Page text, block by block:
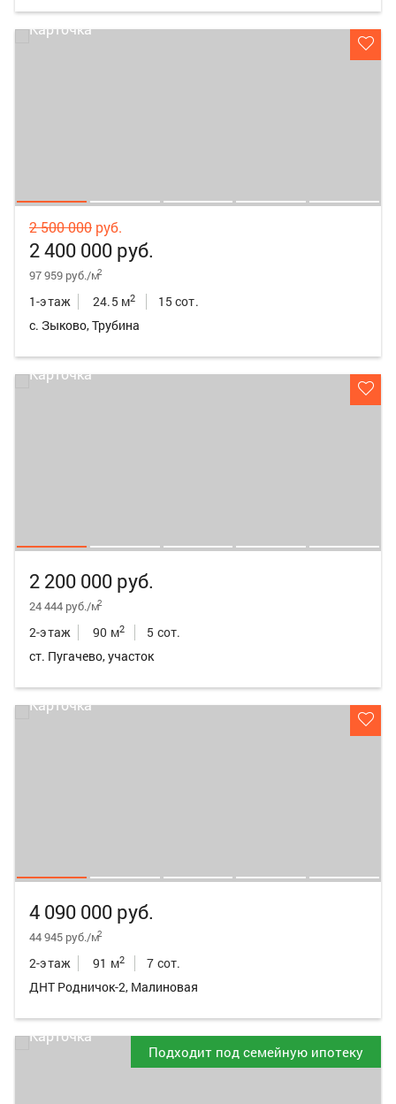
2 500 000 руб.
2 400 000 руб.
97 959 руб./м2
1-этаж 24.5 м2
15 сот.
с. Зыково, Трубина
2 200 000 руб.
24 444 руб./м2
2-этаж 90 м2
5 сот.
ст. Пугачево, участок
4 090 000 руб.
44 945 руб./м2
2-этаж 91 м2
7 сот.
ДНТ Родничок-2, Малиновая
Подходит под семейную ипотеку